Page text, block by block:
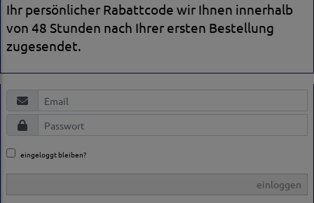
Ihr persönlicher Rabattcode wir Ihnen innerhalb
von 48 Stunden nach Ihrer ersten Bestellung
zugesendet.
eingeloggt bleiben?
einloggen